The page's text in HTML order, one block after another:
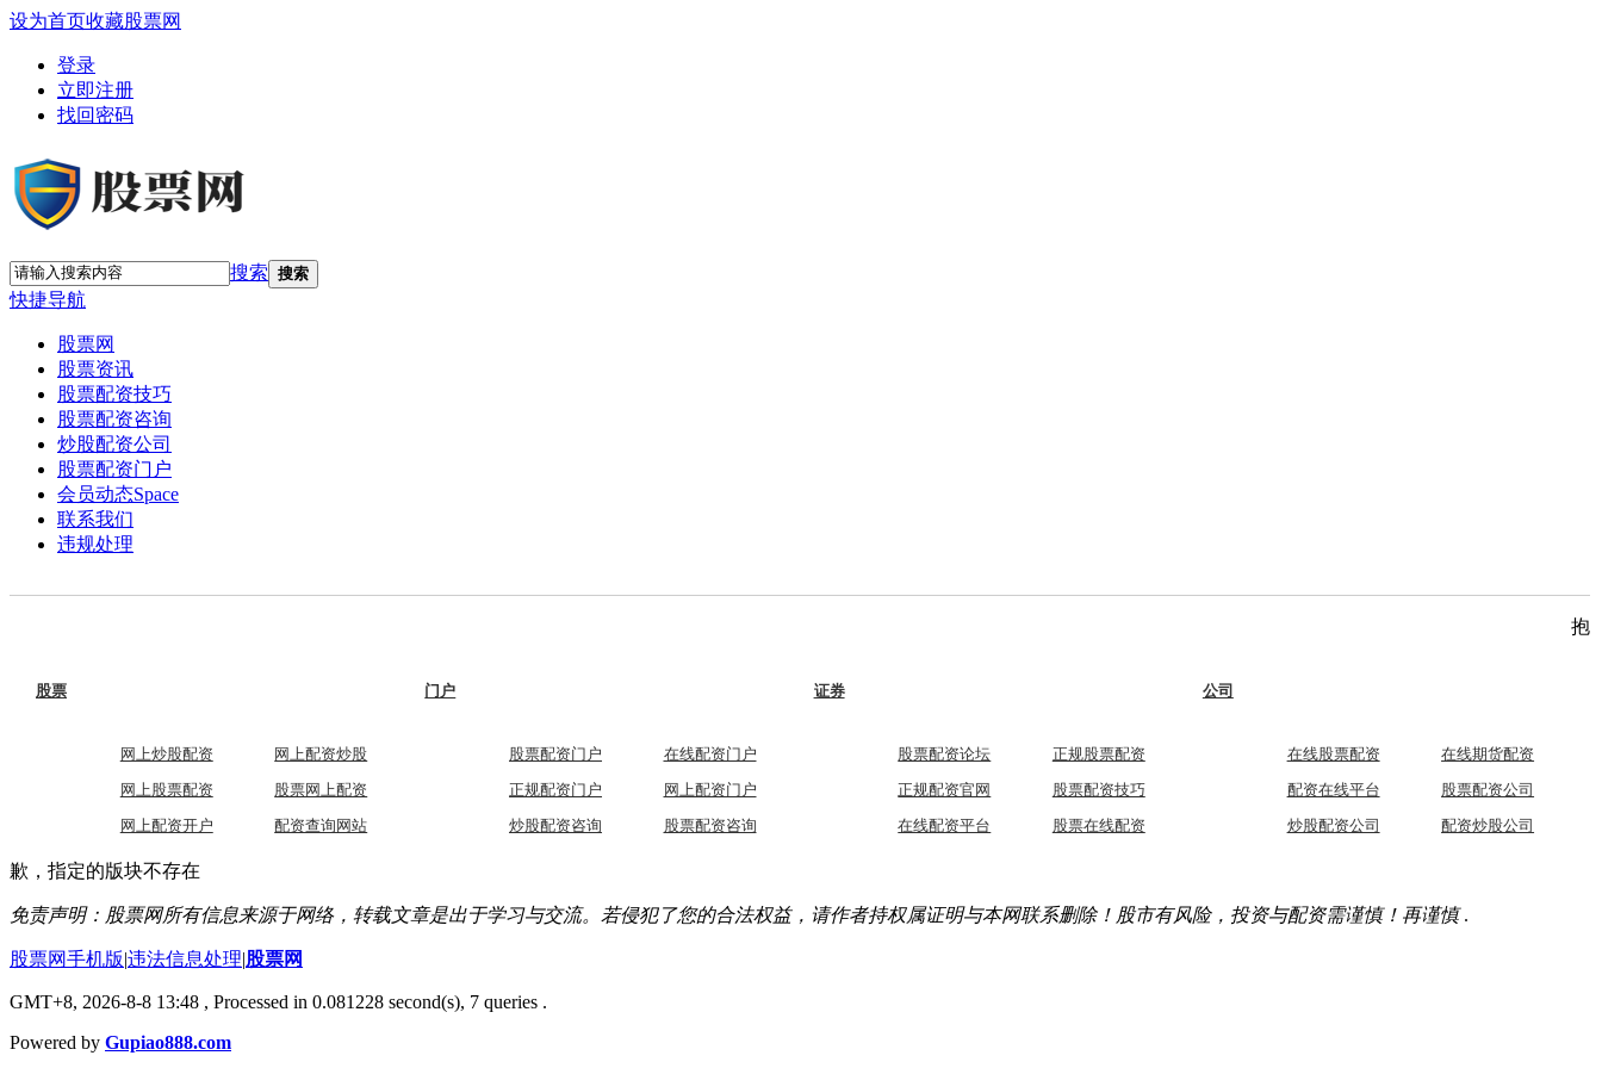
设为首页收藏股票网
登录
立即注册
找回密码
搜索 搜索
快捷导航
股票网
股票资讯
股票配资技巧
股票配资咨询
炒股配资公司
股票配资门户
会员动态Space
联系我们
违规处理
股票
网上炒股配资
网上配资炒股
网上股票配资
股票网上配资
网上配资开户
配资查询网站
门户
股票配资门户
在线配资门户
正规配资门户
网上配资门户
炒股配资咨询
股票配资咨询
证券
股票配资论坛
正规股票配资
正规配资官网
股票配资技巧
在线配资平台
股票在线配资
公司
在线股票配资
在线期货配资
配资在线平台
股票配资公司
炒股配资公司
配资炒股公司
抱
歉，指定的版块不存在
免责声明：股票网所有信息来源于网络，转载文章是出于学习与交流。若侵犯了您的合法权益，请作者持权属证明与本网联系删除！股市有风险，投资与配资需谨慎！再谨慎 .
股票网手机版|违法信息处理|股票网
GMT+8, 2026-8-8 13:48 , Processed in 0.081228 second(s), 7 queries .
Powered by Gupiao888.com